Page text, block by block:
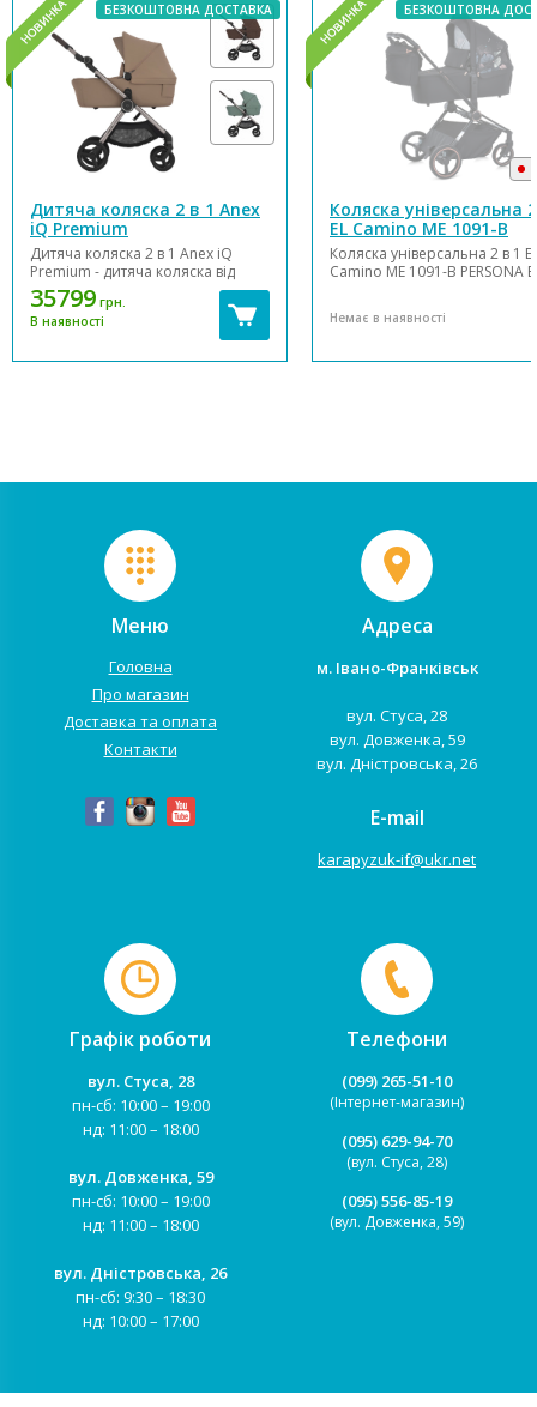
БЕЗКОШТОВНА ДОСТАВКА
Дитяча коляска 2 в 1 Anex
iQ Premium
Дитяча коляска 2 в 1 Anex iQ
Premium - дитяча коляска від
народження до 4 років або 22 кг.
Люлька, прогулянкове сидіння та
баггі в одній колясці Anex iQ!
Завдяки новій трансформації
Anex iQ можна легко
35799 грн.
В наявності
БЕЗКОШТОВНА
Коляска універсальна
EL Camino ME 1091-B
PERSONA Black Art
Коляска універсальна 2 в 1
Camino ME 1091-B PERSONA
моделі є наявність складаної
колясці забезпечать 5-ти
Немає в наявності
Меню
Головна
Про магазин
Доставка та оплата
Контакти
Адреса
м. Івано-Франківськ
вул. Стуса, 28
вул. Довженка, 59
вул. Дністровська, 26
E-mail
karapyzuk-if@ukr.net
Графік роботи
вул. Стуса, 28
пн-сб: 10:00 – 19:00
нд: 11:00 – 18:00
вул. Довженка, 59
пн-сб: 10:00 – 19:00
нд: 11:00 – 18:00
вул. Дністровська, 26
пн-сб: 9:30 – 18:30
нд: 10:00 – 17:00
Телефони
(099) 265-51-10
(Інтернет-магазин)
(095) 629-94-70
(вул. Стуса, 28)
(095) 556-85-19
(вул. Довженка, 59)